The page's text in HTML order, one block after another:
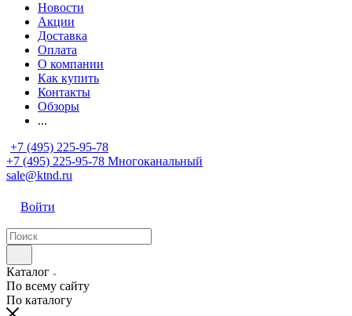
Новости
Акции
Доставка
Оплата
О компании
Как купить
Контакты
Обзоры
...
+7 (495) 225-95-78
+7 (495) 225-95-78 Многоканальный
sale@ktnd.ru
Войти
Каталог
По всему сайту
По каталогу